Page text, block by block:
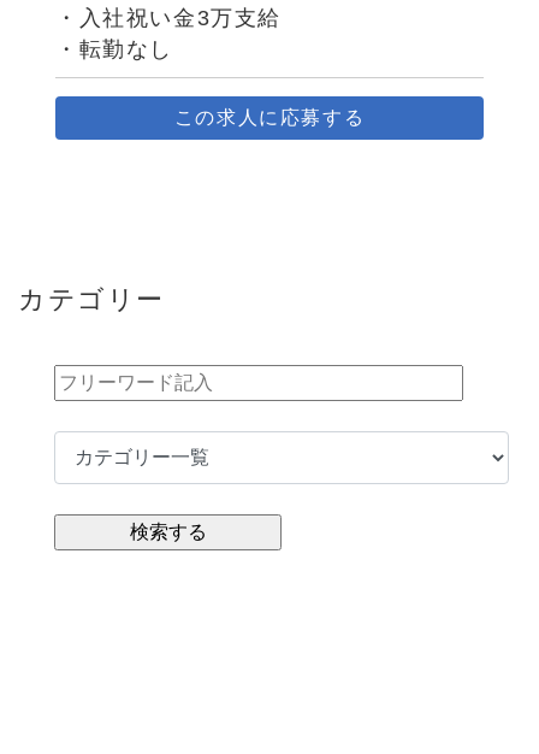
・入社祝い金3万支給
・転勤なし
この求人に応募する
カテゴリー